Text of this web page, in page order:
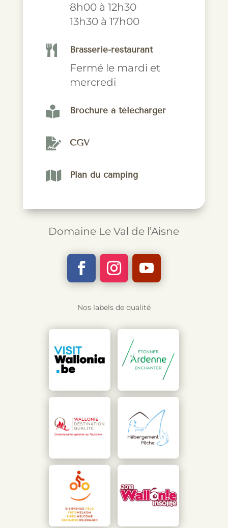
8h00 à 12h30
13h30 à 17h00
 Brasserie-restaurant
Fermé le mardi et
mercredi
 Brochure à télécharger
 CGV
 Plan du camping
Domaine Le Val de l’Aisne
Nos labels de qualité